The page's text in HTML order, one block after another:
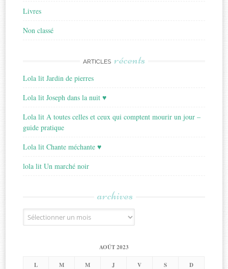
Livres
Non classé
ARTICLES récents
Lola lit Jardin de pierres
Lola lit Joseph dans la nuit ♥
Lola lit A toutes celles et ceux qui comptent mourir un jour –
guide pratique
Lola lit Chante méchante ♥
lola lit Un marché noir
archives
Archives
AOÛT 2023
L M M J V S D